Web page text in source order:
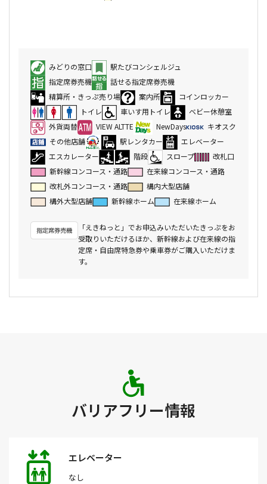
みどりの窓口
駅たびコンシェルジュ
指定席券売機
話せる指定席券売機
精算所・きっぷ売り場
案内所
コインロッカー
トイレ
車いす用トイレ
ベビー休憩室
外貨両替
VIEW ALTTE NewDays
キオスク
その他店舗
駅レンタカー
エレベーター
エスカレーター
階段 スロープ
改札口
新幹線コンコース・通路
在来線コンコース・通路
改札外コンコース・通路
構内大型店舗
構外大型店舗
新幹線ホーム 在来線ホーム
「えきねっと」でお申込みいただいたきっぷをお
受取りいただけるほか、新幹線および在来線の指
定席・自由席特急券や乗車券がご購入いただけま
す。
バリアフリー情報
エレベーター
なし